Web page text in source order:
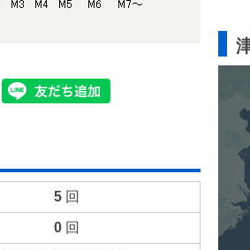
5回
0回